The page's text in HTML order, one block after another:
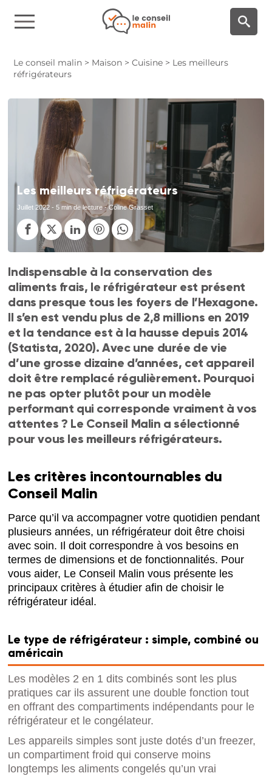
Le conseil malin > Maison >Cuisine > Les meilleurs
réfrigérateurs
Les meilleurs réfrigérateurs
Juillet 2022 - 5 min de lecture - Coline Grasset
Indispensable à la conservation des
aliments frais, le réfrigérateur est présent
dans presque tous les foyers de l’Hexagone.
Il s’en est vendu plus de 2,8 millions en 2019
et la tendance est à la hausse depuis 2014
(Statista, 2020). Avec une durée de vie
d’une grosse dizaine d’années, cet appareil
doit être remplacé régulièrement. Pourquoi
ne pas opter plutôt pour un modèle
performant qui corresponde vraiment à vos
attentes ? Le Conseil Malin a sélectionné
pour vous les meilleurs réfrigérateurs.
Les critères incontournables du
Conseil Malin
Parce qu’il va accompagner votre quotidien pendant
plusieurs années, un réfrigérateur doit être choisi
avec soin. Il doit correspondre à vos besoins en
termes de dimensions et de fonctionnalités. Pour
vous aider, Le Conseil Malin vous présente les
principaux critères à étudier afin de choisir le
réfrigérateur idéal.
Le type de réfrigérateur : simple, combiné ou
américain
Les modèles 2 en 1 dits combinés sont les plus
pratiques car ils assurent une double fonction tout
en offrant des compartiments indépendants pour le
réfrigérateur et le congélateur.
Les appareils simples sont juste dotés d’un freezer,
un compartiment froid qui conserve moins
longtemps les aliments congelés qu’un vrai